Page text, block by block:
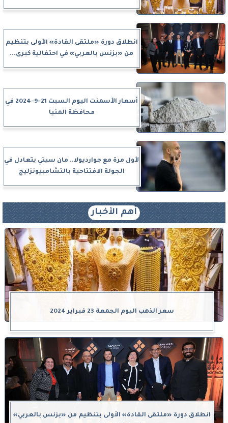
انطلاق دورة «ملتقى القادة» الأولى بتنظيم
من «بزنس بالعربي» في احتفالية كبرى...
أسعار الأسمنت اليوم السبت 21-9-2024 في
محافظة المنيا
لأول مرة مع جوارديولا.. مان سيتي يتعادل في
الجولة الافتتاحية بالتشامبيونزليج
أهم الأخبار
سعر الذهب اليوم الجمعة 23 فبراير 2024
انطلاق دورة «ملتقى القادة» الأولى بتنظيم من «بزنس بالعربي»